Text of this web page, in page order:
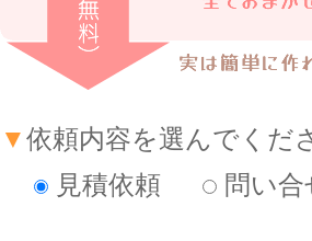
▼依頼内容を選んでくだ
見積依頼
問い合